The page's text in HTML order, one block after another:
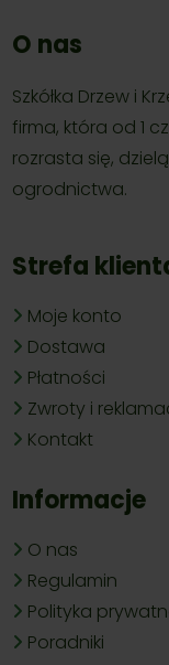
O nas
Szkółka Drzew i
firma, która od 1
rozrasta się,
ogrodnictwa.
Strefa
Moje konto
Dostawa
Płatności
Zwroty i
Kontakt
Informacje
O nas
Regulamin
Polityka
Poradniki